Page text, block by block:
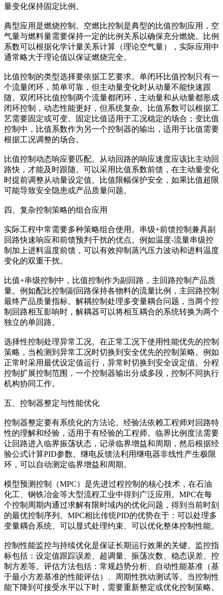
量变化保持固定比例。
典型应用是燃烧控制。空燃比控制是典型的比值控制应用，空
气量与燃料量需要保持一定的比例关系以确保充分燃烧。比例
系数可以根据化学计量关系计算（理论空气量），实际应用中
通常略大于理论值以保证燃烧完全。
比值控制的类型选择要依据工艺要求。单闭环比值控制只有一
个流量闭环，简单可靠，但主动量变化时从动量不能快速跟
随。双闭环比值控制两个流量都闭环，主动量和从动量都形成
闭环控制，动态性能更好，但系统复杂。比值系数可以根据工
艺需要固定或可变。固定比值适用于工况稳定的场合；变比值
控制中，比值系数作为另一个控制器的输出，适用于比值需要
根据工况调整的场合。
比值控制动态响应要匹配。从动回路的响应速度应该比主动回
路快，才能及时跟随。可以采用比值系数前馈，在主动量变化
时提前调整从动量设定值。比值限幅保护安全，如果比值超限
可能导致安全隐患或产品质量问题。
四、复杂控制策略的组合应用
实际工程中常需要多种策略组合使用。串级+前馈控制兼具副
回路快速响应和前馈预判干扰的优点。例如温度-流量串级控
制加上进料温度前馈，可以有效抑制蒸汽压力波动和进料温度
变化的双重干扰。
比值+串级控制中，比值控制作为副回路，主回路控制产品质
量。例如配比控制副回路保持各物料的流量比例，主回路控制
最终产品质量指标。解耦控制处理多变量耦合问题，当两个控
制回路相互影响时，解耦器可以将相互耦合的系统转换为两个
独立的单回路。
选择性控制处理异常工况。在正常工况下使用性能优先的控制
策略，当检测到异常工况时切换到安全优先的控制策略。例如
正常时采用最优设定值运行，异常时切换到安全设定值。分程
控制扩展控制范围，一个控制器输出分成多段，控制不同执行
机构协同工作。
五、控制器整定与性能优化
控制器整定要有系统化的方法论。经验法依赖工程师对回路特
性的理解和经验，适用于有经验的工程师。临界比例度法需要
让回路进入临界振荡状态，记录临界增益和周期，然后根据经
验公式计算PID参数。继电反馈法利用继电器非线性产生极限
环，可以自动测定临界增益和周期。
模型预测控制（MPC）是先进过程控制的核心技术，在石油
化工、钢铁冶金等大型流程工业中得到广泛应用。MPC在每
个控制周期内通过求解有限时域内的优化问题，得到当前时刻
的最优控制序列。MPC相比传统PID的优势在于：可以处理多
变量耦合系统、可以显式处理约束、可以优化整体控制性能。
控制性能监控与持续优化是保证长期运行效果的关键。监控指
标包括：设定值跟踪误差、超调量、振荡次数、稳态误差、控
制方差等。评估方法包括：常规趋势分析、自动性能基准（基
于最小方差基准的性能评估）、周期性扰动测试等。当控制性
能下降到可接受水平以下时，需要重新整定或优化控制策略。